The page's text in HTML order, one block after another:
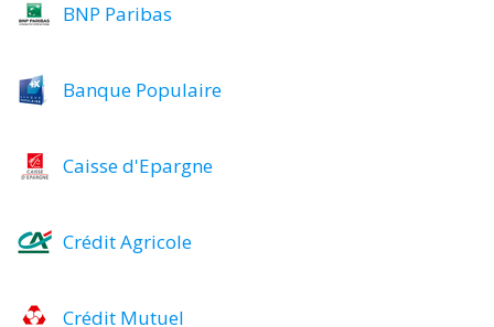
BNP Paribas
Banque Populaire
Caisse d'Epargne
Crédit Agricole
Crédit Mutuel